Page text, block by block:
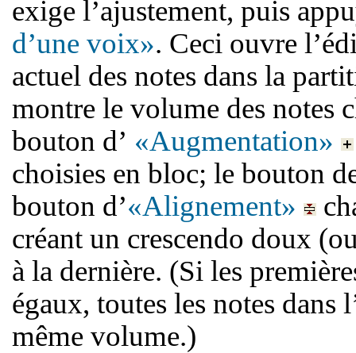
exige l’ajustement, puis
d’une voix». Ceci ouvre
actuel des notes dans la
montre le volume des notes
bouton d’ «Augmentation»
choisies en bloc; le bouton
bouton d’«Alignement»
créant un crescendo doux
à la dernière. (Si les
égaux, toutes les notes dans
même volume.)